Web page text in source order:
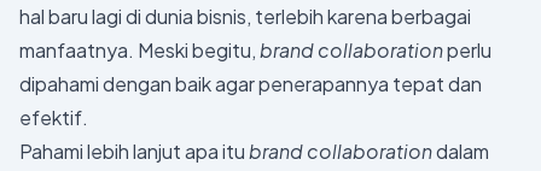
hal baru lagi di dunia bisnis, terlebih karena berbagai
manfaatnya. Meski begitu,brand collaborationperlu
dipahami dengan baik agar penerapannya tepat dan
efektif.
Pahami lebih lanjut apa itubrand collaborationdalam